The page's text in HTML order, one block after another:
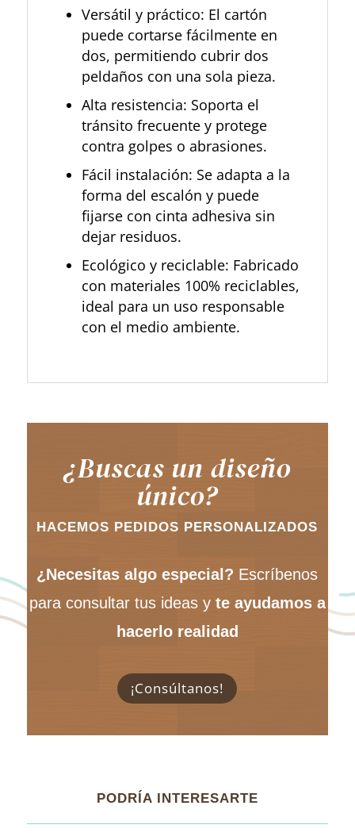
Versátil y práctico: El cartón
puede cortarse fácilmente en
dos, permitiendo cubrir dos
peldaños con una sola pieza.
Alta resistencia: Soporta el
tránsito frecuente y protege
contra golpes o abrasiones.
Fácil instalación: Se adapta a la
forma del escalón y puede
fijarse con cinta adhesiva sin
dejar residuos.
Ecológico y reciclable: Fabricado
con materiales 100% reciclables,
ideal para un uso responsable
con el medio ambiente.
¿Buscas un diseño
único?
HACEMOS PEDIDOS PERSONALIZADOS
¿Necesitas algo especial? Escríbenos
para consultar tus ideas y te ayudamos a
hacerlo realidad
¡Consúltanos!
PODRÍA INTERESARTE